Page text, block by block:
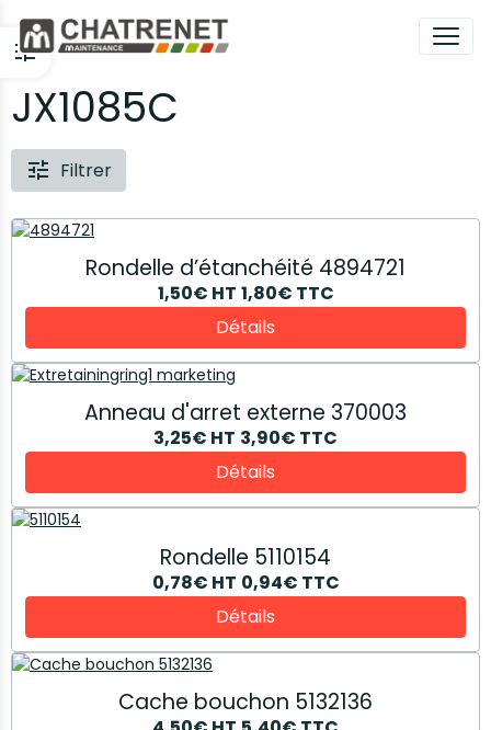
JX1085C
Filtrer
Rondelle d’étanchéité 4894721
1,50€ HT 1,80€ TTC
Détails
Anneau d'arret externe 370003
3,25€ HT 3,90€ TTC
Détails
Rondelle 5110154
0,78€ HT 0,94€ TTC
Détails
Cache bouchon 5132136